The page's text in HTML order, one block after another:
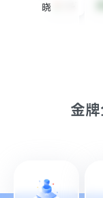
晓
金